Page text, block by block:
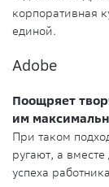
корпоративная
единой.
Adobe
Поощряет
им
При таком
ругают, а
успеха